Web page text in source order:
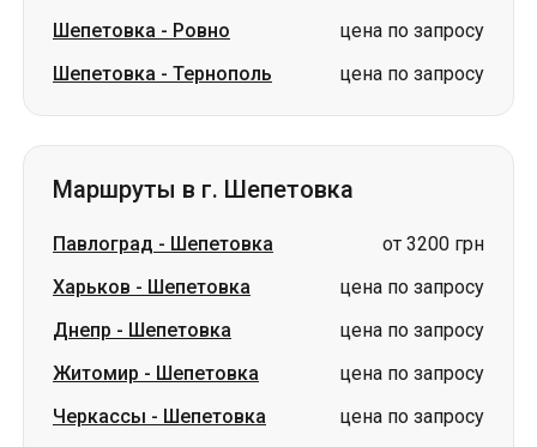
Шепетовка - Ровно
цена по запросу
Шепетовка - Тернополь цена по запросу
Маршруты в г. Шепетовка
Павлоград - Шепетовка
от 3200 грн
Харьков - Шепетовка
цена по запросу
Днепр - Шепетовка
цена по запросу
Житомир - Шепетовка
цена по запросу
Черкассы - Шепетовка
цена по запросу